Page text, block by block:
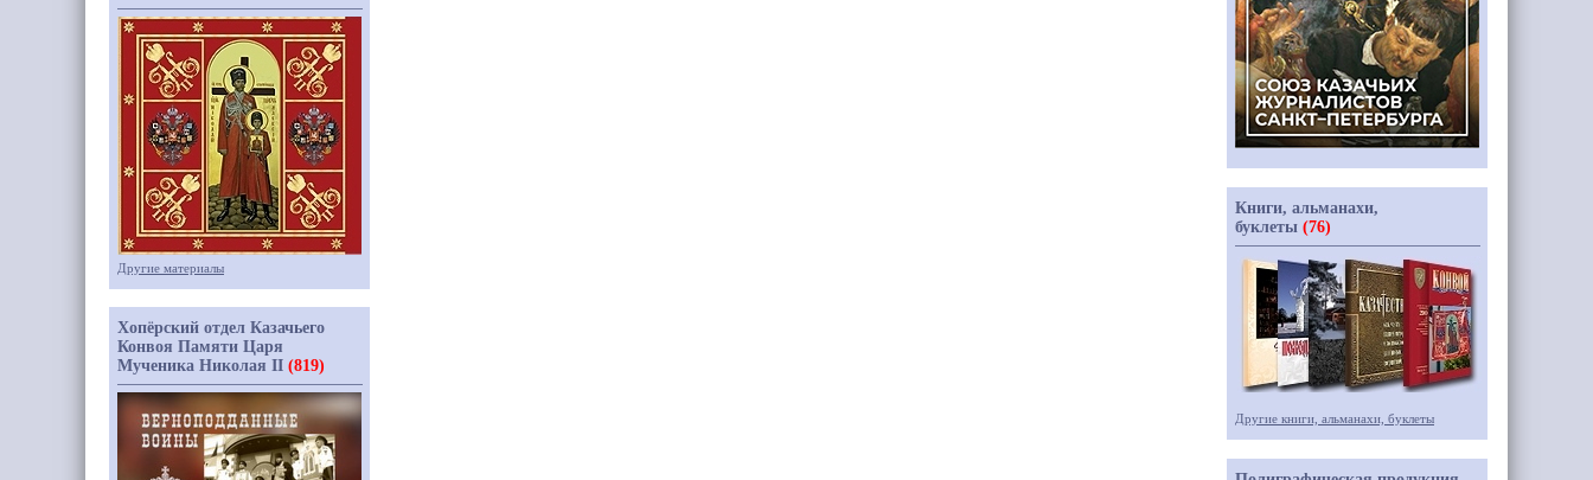
Другие материалы
Хопёрский отдел Казачьего
Конвоя Памяти Царя
Мученика Николая II (819)
Книги, альманахи,
буклеты (76)
Другие книги, альманахи, буклеты